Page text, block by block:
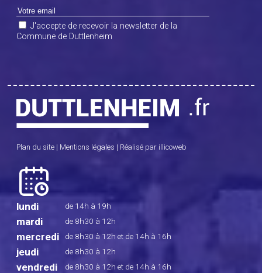
J'accepte de recevoir la newsletter de la
Commune de Duttlenheim
Plan du site | Mentions légales | Réalisé par illicoweb
lundi de 14h à 19h
mardi de 8h30 à 12h
mercredi de 8h30 à 12h et de 14h à 16h
jeudi de 8h30 à 12h
vendredi de 8h30 à 12h et de 14h à 16h